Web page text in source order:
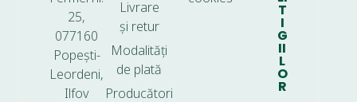
25,
077160
Popești-
Leordeni,
Ilfov
Livrare
și retur
Modalități
de plată
Producători
T
I
G
II
L
O
R